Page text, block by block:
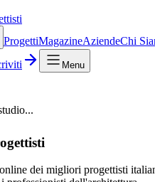
ProgettiMagazineAziendeChi
Menu
dei migliori progettisti